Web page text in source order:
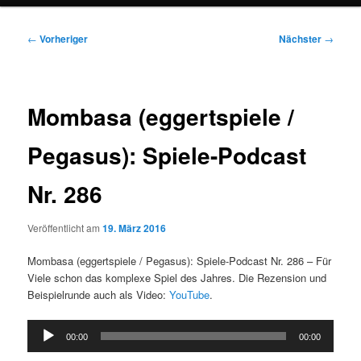
Beitragsnavigation
← Vorheriger Nächster →
Mombasa (eggertspiele /
Pegasus): Spiele-Podcast
Nr. 286
Veröffentlicht am19. März 2016
Mombasa (eggertspiele / Pegasus): Spiele-Podcast Nr. 286 – Für
Viele schon das komplexe Spiel des Jahres. Die Rezension und
Beispielrunde auch als Video:YouTube.
Audio-
Player
00:00 00:00